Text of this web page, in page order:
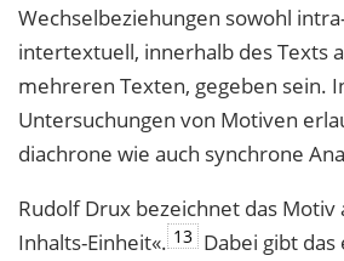
Wechselbeziehungen sowohl
intertextuell, innerhalb des Texts
mehreren Texten, gegeben sein.
Untersuchungen von Motiven
diachrone wie auch synchrone
Rudolf Drux bezeichnet das Motiv
Inhalts-Einheit«. 13 Dabei gibt